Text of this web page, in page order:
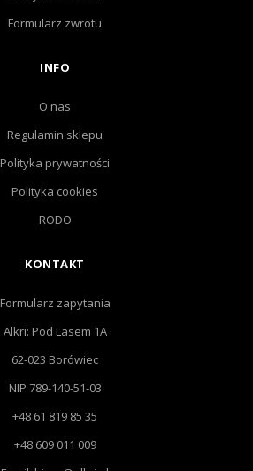
Formularz zwrotu
INFO
O nas
Regulamin sklepu
Polityka prywatności
Polityka cookies
RODO
KONTAKT
Formularz zapytania
Alkri: Pod Lasem 1A
62-023 Borówiec
NIP 789-140-51-03
+48 61 819 85 35
+48 609 011 009